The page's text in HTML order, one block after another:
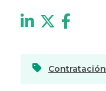
Contratación